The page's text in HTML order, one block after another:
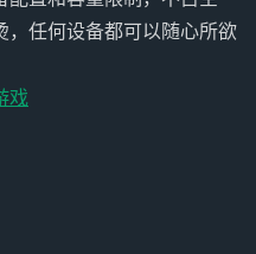
，任何设备都可以随心所欲
戏